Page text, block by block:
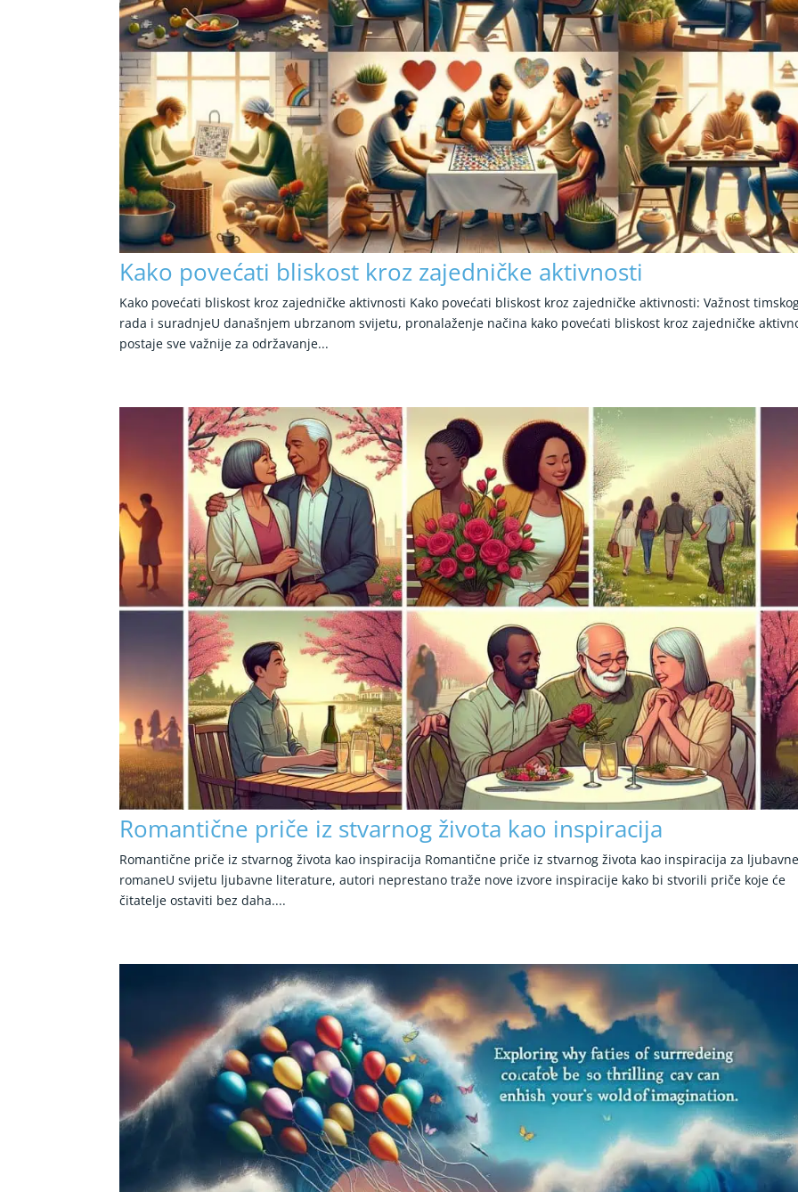
Kako povećati bliskost kroz zajedničke aktivnosti
Kako povećati bliskost kroz zajedničke aktivnosti Kako povećati bliskost kroz zajedničke aktivnosti: Važnost
rada i suradnjeU današnjem ubrzanom svijetu, pronalaženje načina kako povećati bliskost kroz zajedničke
postaje sve važnije za održavanje...
Romantične priče iz stvarnog života kao inspiracija
Romantične priče iz stvarnog života kao inspiracija Romantične priče iz stvarnog života kao inspiracija za
romaneU svijetu ljubavne literature, autori neprestano traže nove izvore inspiracije kako bi stvorili priče koje će
čitatelje ostaviti bez daha....